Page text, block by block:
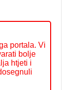
portala. Vi
bolje
htjeti i